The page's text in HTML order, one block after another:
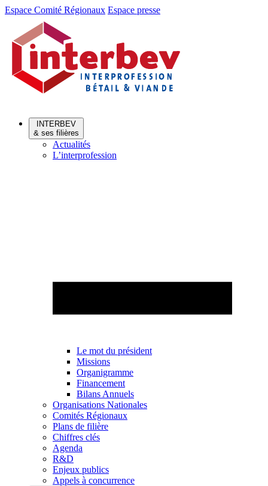
Aller
Aller
contenu
Espace Comité Régionaux Espace presse
INTERBEV
& ses filières
Actualités
L’interprofession
Le mot du président
Missions
Organigramme
Financement
Bilans Annuels
Organisations Nationales
Comités Régionaux
Plans de filière
Chiffres clés
Agenda
R&D
Enjeux publics
Appels à concurrence